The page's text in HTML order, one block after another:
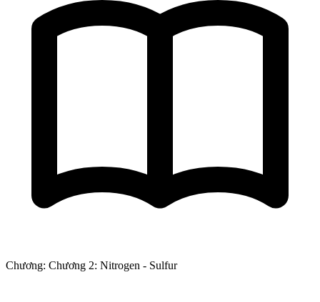
Chương: Chương 2: Nitrogen - Sulfur